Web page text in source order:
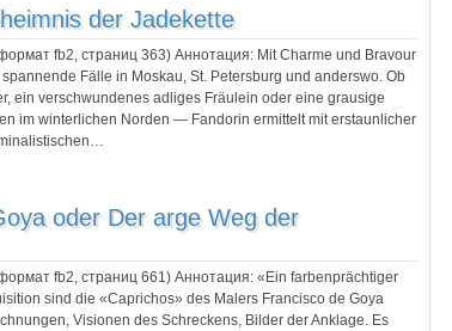
der Jadekette
fb2, страниц 363) Аннотация: Mit Charme und Bravour
Fälle in Moskau, St. Petersburg und anderswo. Ob
ein verschwundenes adliges Fräulein oder eine grausige
im winterlichen Norden — Fandorin ermittelt mit erstaunlicher
oder Der arge Weg der
fb2, страниц 661) Аннотация: «Ein farbenprächtiger
sind die «Caprichos» des Malers Francisco de Goya
Visionen des Schreckens, Bilder der Anklage. Es